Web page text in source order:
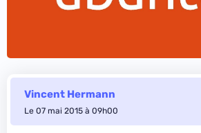
Vincent Hermann
Le 07 mai 2015 à 09h00